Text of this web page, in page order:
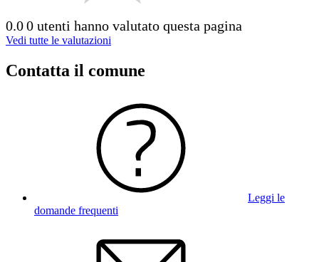
0.00 utenti hanno valutato questa pagina
Vedi tutte le valutazioni
Contatta il comune
Leggi le
domande frequenti